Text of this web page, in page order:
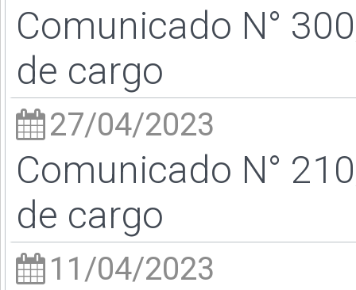
Comunicado N°
de cargo
27/04/2023
Comunicado N°
de cargo
11/04/2023